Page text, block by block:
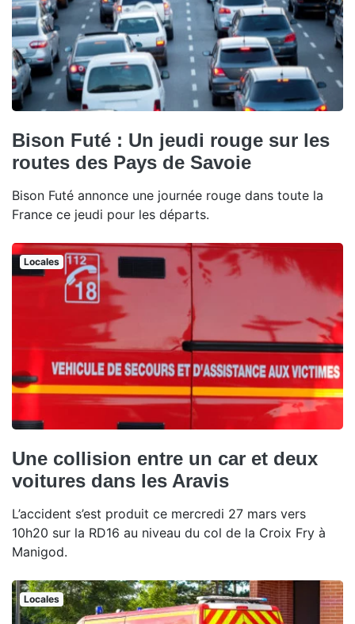
Bison Futé : Un jeudi rouge sur les
routes des Pays de Savoie
Bison Futé annonce une journée rouge dans toute la
France ce jeudi pour les départs.
Locales
Une collision entre un car et deux
voitures dans les Aravis
L’accident s’est produit ce mercredi 27 mars vers
10h20 sur la RD16 au niveau du col de la Croix Fry à
Manigod.
Locales